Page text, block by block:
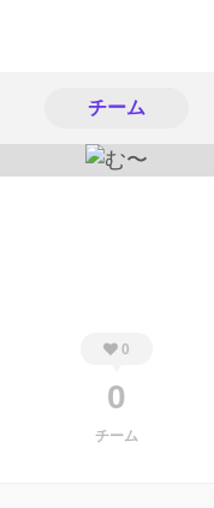
チーム
0
0
チーム